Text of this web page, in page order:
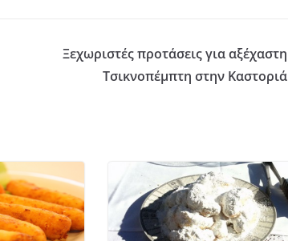
Ξεχωριστές προτάσεις για αξέχαστη
Τσικνοπέμπτη στην Καστοριά